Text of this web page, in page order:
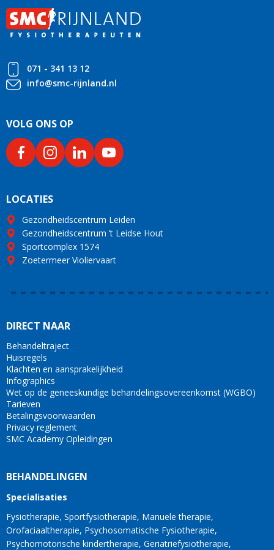
071 - 341 13 12
info@smc-rijnland.nl
VOLG ONS OP
LOCATIES
Gezondheidscentrum Leiden
Gezondheidscentrum ’t Leidse Hout
Sportcomplex 1574
Zoetermeer Violiervaart
DIRECT NAAR
Behandeltraject
Huisregels
Klachten en aansprakelijkheid
Infographics
Wet op de geneeskundige behandelingsovereenkomst (WGBO)
Tarieven
Betalingsvoorwaarden
Privacy reglement
SMC Academy Opleidingen
BEHANDELINGEN
Specialisaties
Fysiotherapie Sportfysiotherapie Manuele therapie
Orofaciaaltherapie Psychosomatische Fysiotherapie
Psychomotorische kindertherapie Geriatriefysiotherapie